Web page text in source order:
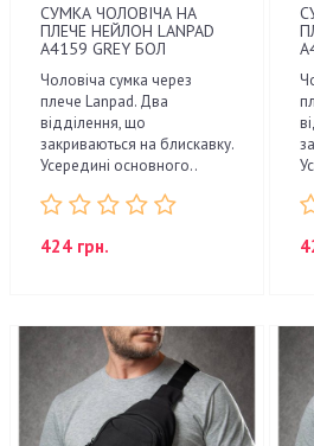
СУМКА ЧОЛОВІЧА НА
ПЛЕЧЕ НЕЙЛОН LANPAD
A4159 GREY БОЛ
Чоловіча сумка через
плече Lanpad. Два
відділення, що
закриваються на блискавку.
Усередині основного..
424 грн.